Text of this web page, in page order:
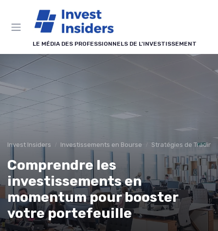
LE MÉDIA DES PROFESSIONNELS DE L'INVESTISSEMENT
Invest Insiders Investissements en Bourse Stratégies de Trading
Comprendre les
investissements en
momentum pour booster
votre portefeuille